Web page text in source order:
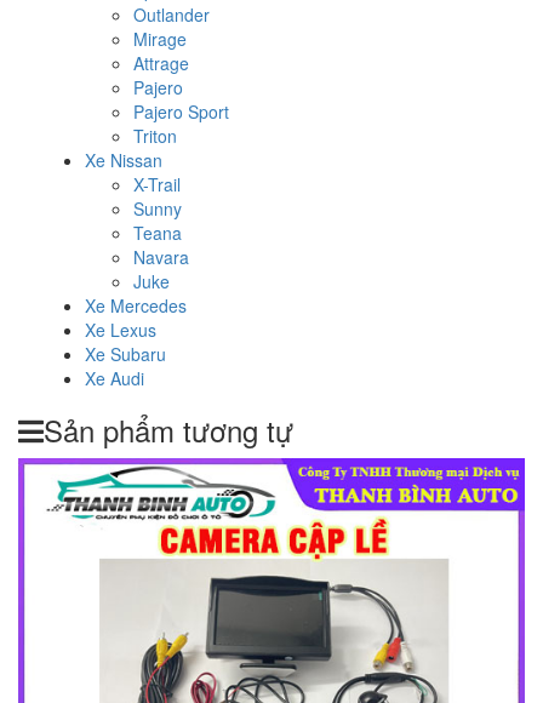
Outlander
Mirage
Attrage
Pajero
Pajero Sport
Triton
Xe Nissan
X-Trail
Sunny
Teana
Navara
Juke
Xe Mercedes
Xe Lexus
Xe Subaru
Xe Audi
Sản phẩm tương tự